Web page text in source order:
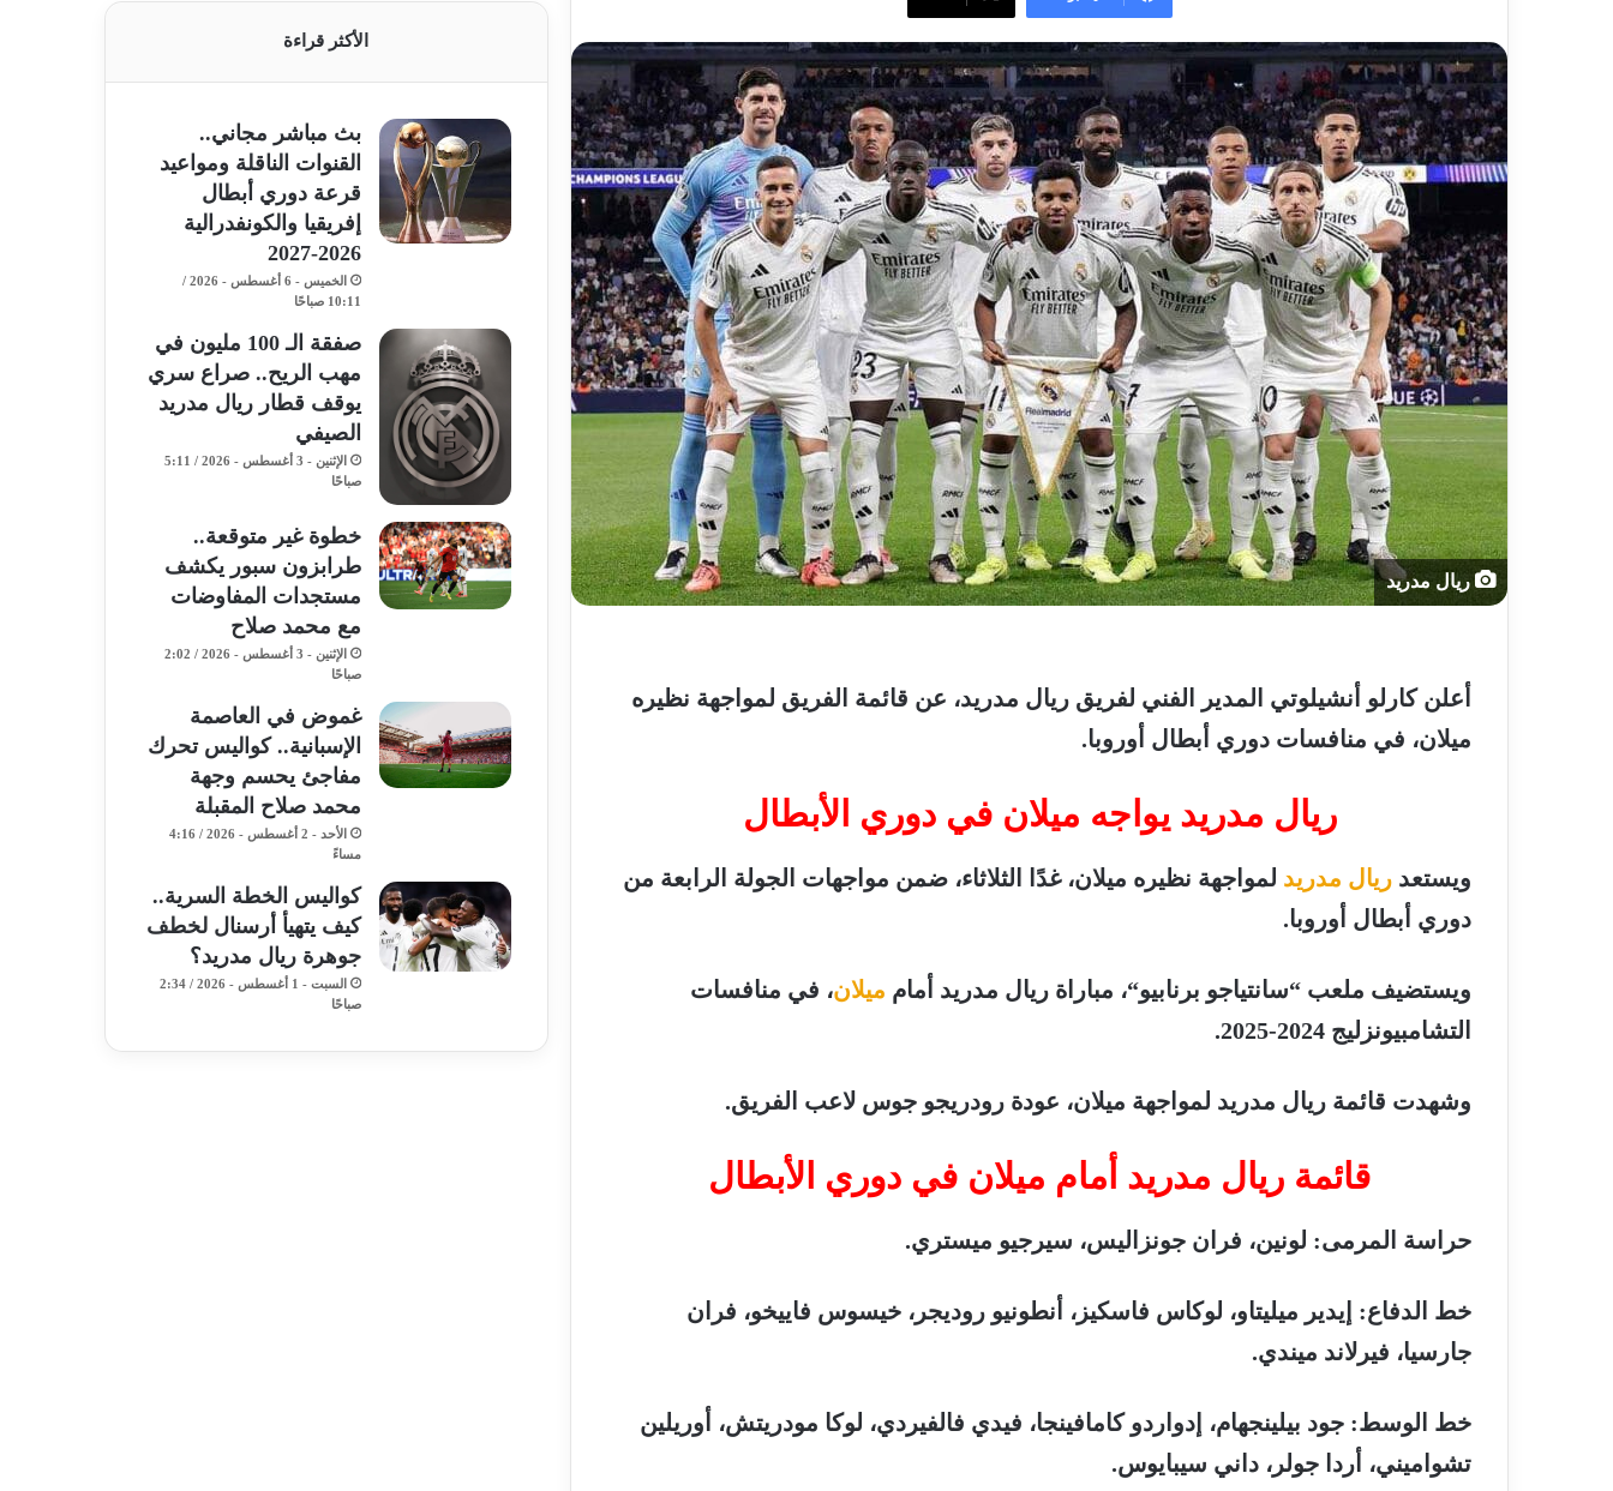
ريال مدريد
أعلن كارلو أنشيلوتي المدير الفني لفريق ريال مدريد، عن قائمة الفريق لمواجهة نظيره
ميلان، في منافسات دوري أبطال أوروبا.
ريال مدريد يواجه ميلان في دوري الأبطال
ويستعد ريال مدريد لمواجهة نظيره ميلان، غدًا الثلاثاء، ضمن مواجهات الجولة الرابعة من
دوري أبطال أوروبا.
ويستضيف ملعب “سانتياجو برنابيو“، مباراة ريال مدريد أمام ميلان، في منافسات
التشامبيونزليج
وشهدت قائمة ريال مدريد لمواجهة ميلان، عودة رودريجو جوس لاعب الفريق.
قائمة ريال مدريد أمام ميلان في دوري الأبطال
حراسة المرمى: لونين، فران جونزاليس، سيرجيو ميستري.
خط الدفاع: إيدير ميليتاو، لوكاس فاسكيز، أنطونيو روديجر، خيسوس فاييخو، فران
جارسيا، فيرلاند ميندي.
خط الوسط: جود بيلينجهام، إدواردو كامافينجا، فيدي فالفيردي، لوكا مودريتش،
أوريلين
تشواميني، أردا جولر، داني سيبايوس.
الأكثر قراءة
بث مباشر مجاني..
القنوات الناقلة ومواعيد
قرعة دوري أبطال
إفريقيا والكونفدرالية
2026-2027
الخميس - 6 أغسطس - 2026 /
10:11 صباحًا
صفقة الـ 100 مليون في
مهب الريح.. صراع سري
يوقف قطار ريال مدريد
الصيفي
الإثنين - 3 أغسطس - 2026 / 5:11
صباحًا
خطوة غير متوقعة..
طرابزون سبور يكشف
مستجدات المفاوضات
مع محمد صلاح
الإثنين - 3 أغسطس - 2026 / 2:02
صباحًا
غموض في العاصمة
الإسبانية.. كواليس تحرك
مفاجئ يحسم وجهة
محمد صلاح المقبلة
الأحد - 2 أغسطس - 2026 / 4:16
مساءً
كواليس الخطة السرية..
كيف يتهيأ أرسنال لخطف
جوهرة ريال مدريد؟
السبت - 1 أغسطس - 2026 / 2:34
صباحًا